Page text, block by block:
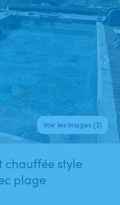
Voir les images (3)
chauffée style
plage